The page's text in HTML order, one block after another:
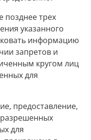
позднее трех
указанного
информацию
запретов и
кругом лиц
для
предоставление,
для